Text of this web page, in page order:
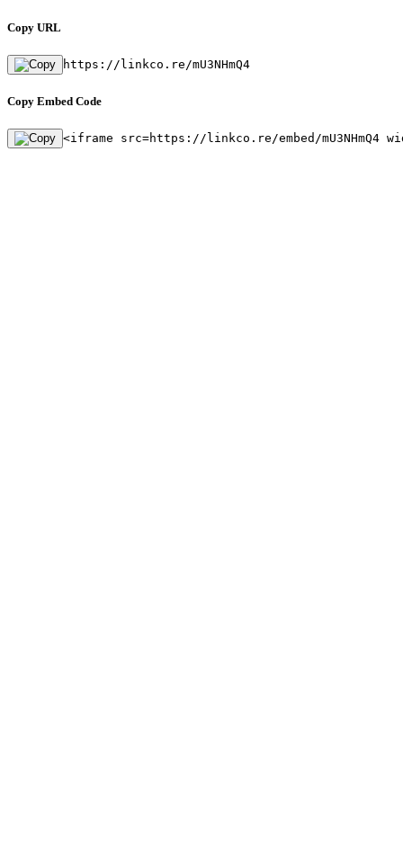
Copy URL
https://linkco.re/mU3NHmQ4
Copy Embed Code
<iframe src=https://linkco.re/embed/mU3NHmQ4